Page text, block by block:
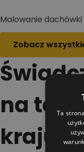
Malowanie dachówki
Zobacz
na
kraju
Ta